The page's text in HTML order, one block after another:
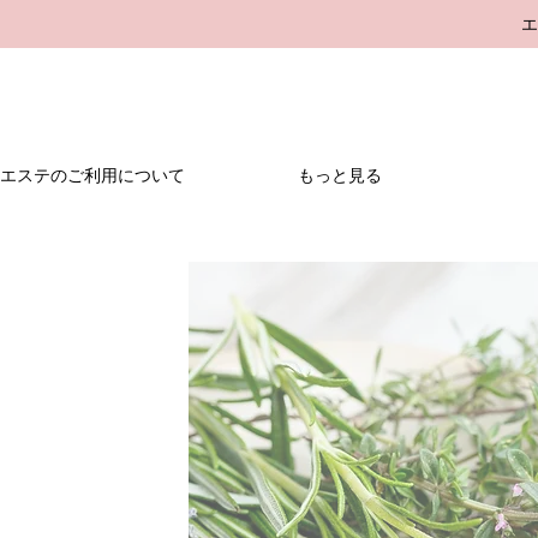
エステのご利用について もっと見る